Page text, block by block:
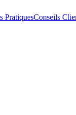
PratiquesConseils